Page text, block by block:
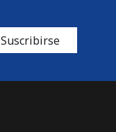
Suscribirse